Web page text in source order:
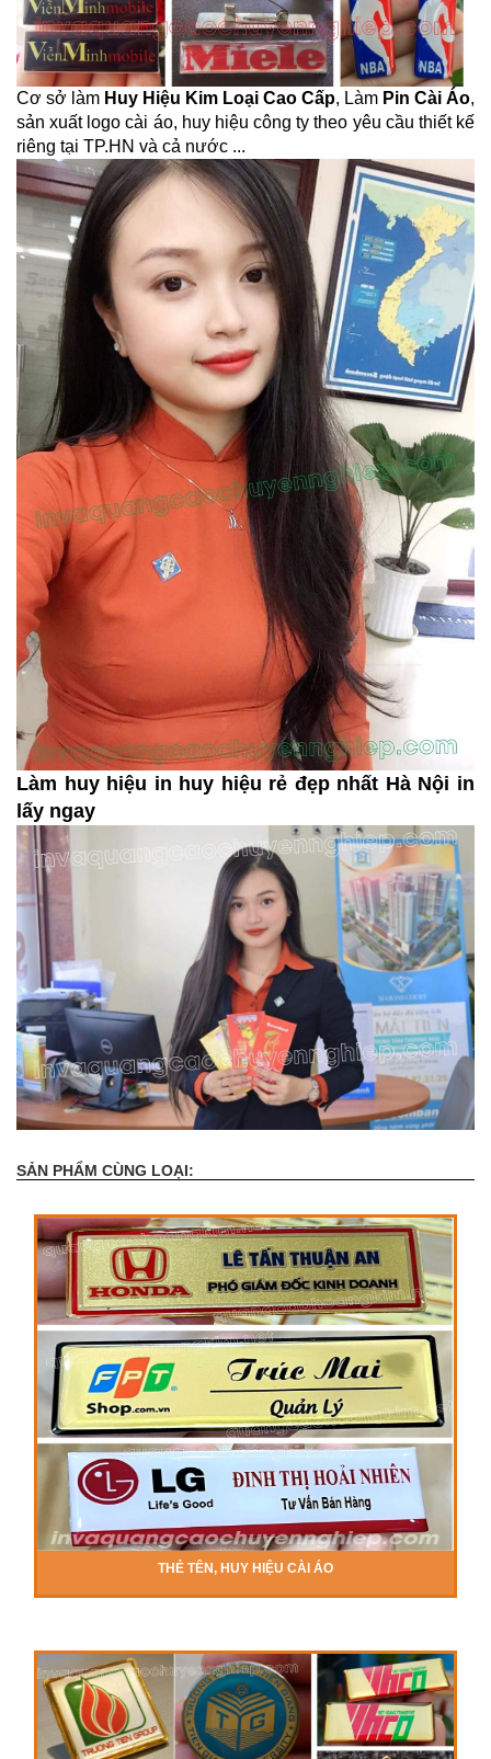
Cơ sở làm Huy Hiệu Kim Loại Cao Cấp, Làm Pin Cài Áo,
sản xuất logo cài áo, huy hiệu công ty theo yêu cầu thiết kế
riêng tại TP.HN và cả nước ...
Làm huy hiệu in huy hiệu rẻ đẹp nhất Hà Nội in
lấy ngay
SẢN PHẨM CÙNG LOẠI:
THẺ TÊN, HUY HIỆU CÀI ÁO